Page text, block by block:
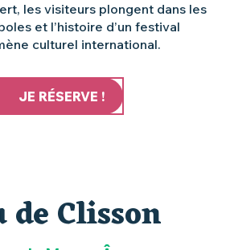
les visiteurs plongent dans les
et l’histoire d’un festival
culturel international.
JE RÉSERVE !
de Clisson